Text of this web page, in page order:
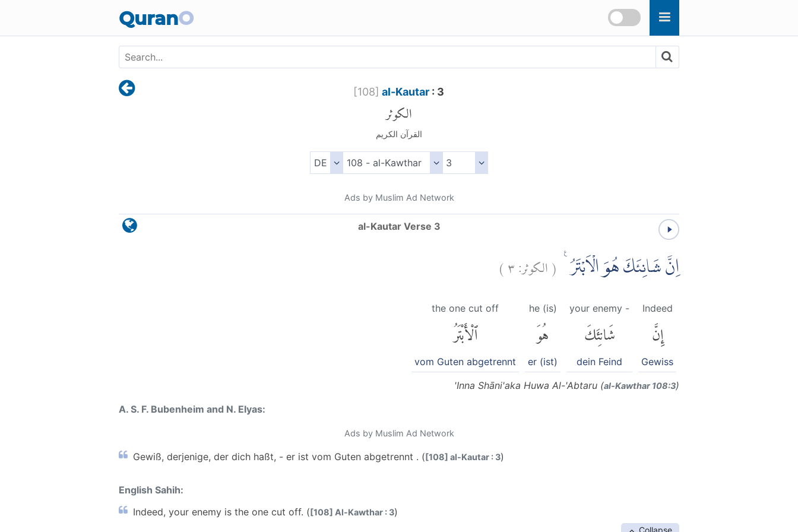
QuranO
[108] al-Kautar : 3
الكوثر
القرآن الكريم
Ads by Muslim Ad Network
al-Kautar Verse 3
اِنَّ شَانِئَكَ هُوَ الْاَبْتَرُ ࣖ (الكوثر:٣)
Indeed
إِنَّ
Gewiss
your enemy -
شَانِئَكَ
dein Feind
he (is)
هُوَ
er (ist)
the one cut off
ٱلْأَبْتَرُ
vom Guten abgetrennt
'Inna Shāni'aka Huwa Al-'Abtaru (al-Kawthar 108:3)
A. S. F. Bubenheim and N. Elyas:
Ads by Muslim Ad Network
Gewiß, derjenige, der dich haßt, - er ist vom Guten abgetrennt . ([108] al-Kautar : 3)
English Sahih:
Indeed, your enemy is the one cut off. ([108] Al-Kawthar : 3)
Collapse